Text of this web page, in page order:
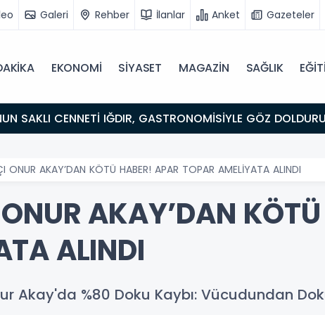
Galeri Rehber İlanlar Anket Gazeteler
EKONOMİ SİYASET MAGAZİN SAĞLIK
NOKTASI
ONUR AKAY’DAN KÖTÜ HABER! APAR TOPAR AMELİYATA ALINDI
AKAY’DAN
ALINDI
Akay'da %80 Doku Kaybı: Vücudundan